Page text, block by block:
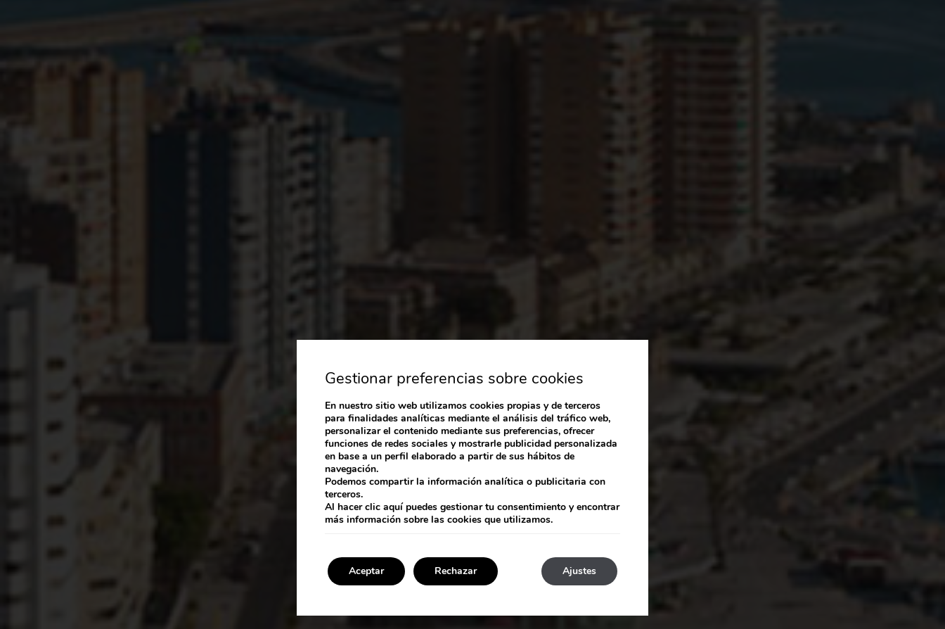
Gestionar preferencias sobre cookies
En nuestro sitio web utilizamos cookies propias y de terceros
para finalidades analíticas mediante el análisis del tráfico web,
personalizar el contenido mediante sus preferencias, ofrecer
funciones de redes sociales y mostrarle publicidad personalizada
en base a un perfil elaborado a partir de sus hábitos de
navegación.
Podemos compartir la información analítica o publicitaria con
terceros.
Al hacer clic aquípuedes gestionar tu consentimiento y encontrar
más información sobre las cookies que utilizamos.
Aceptar Ajustes
Rechazar